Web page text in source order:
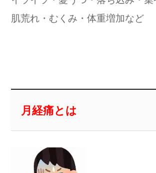
肌荒れ・むくみ・体重増加など
月経痛とは